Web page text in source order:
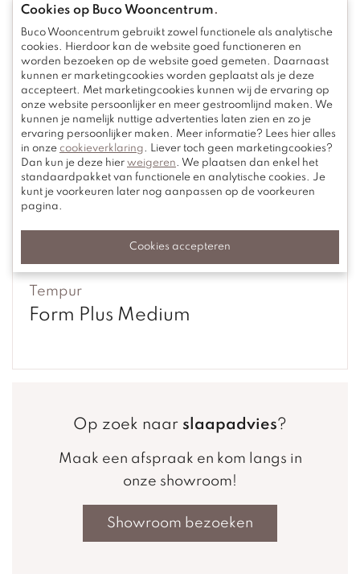
Tempur
Form Plus Medium
Op zoek naar slaapadvies?
Maak een afspraak en kom langs in
onze showroom!
Showroom bezoeken
Cookies op Buco Wooncentrum.
Buco Wooncentrum gebruikt zowel functionele als analytische
cookies. Hierdoor kan de website goed functioneren en
worden bezoeken op de website goed gemeten. Daarnaast
kunnen er marketingcookies worden geplaatst als je deze
accepteert. Met marketingcookies kunnen wij de ervaring op
onze website persoonlijker en meer gestroomlijnd maken. We
kunnen je namelijk nuttige advertenties laten zien en zo je
ervaring persoonlijker maken. Meer informatie? Lees hier alles
in onze cookieverklaring. Liever toch geen marketingcookies?
Dan kun je deze hier weigeren. We plaatsen dan enkel het
standaardpakket van functionele en analytische cookies. Je
kunt je voorkeuren later nog aanpassen op de voorkeuren
pagina.
Cookies accepteren